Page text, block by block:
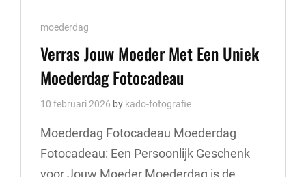
Cat
Links
moederdag
Verras Jouw Moeder Met Een Uniek
Moederdag Fotocadeau
10 februari 2026 by kado-fotografie
Moederdag Fotocadeau Moederdag
Fotocadeau: Een Persoonlijk Geschenk
voor Jouw Moeder Moederdag is de